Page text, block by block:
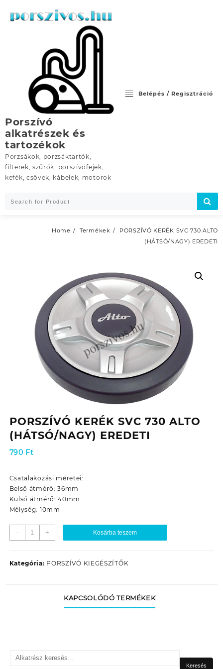
Porszívó
alkatrészek és
tartozékok
Porzsákok, porzsáktartók,
filterek, szűrők, porszívófejek,
kefék, csövek, kábelek, motorok
Belépés / Regisztráció
Home Termékek
PORSZÍVÓ KERÉK SVC 730 ALTO
(HÁTSÓ/NAGY) EREDETI
PORSZÍVÓ KERÉK SVC 730 ALTO
(HÁTSÓ/NAGY) EREDETI
790 Ft
Csatalakozási méretei:
Belső átmérő: 36mm
Külső átmérő: 40mm
Mélység: 10mm
-
PORSZÍVÓ
KERÉK
730
+ Kosárba teszem
Kategória: PORSZÍVÓ KIEGÉSZÍTŐK
KAPCSOLÓDÓ TERMÉKEK
Keresés
Keresés